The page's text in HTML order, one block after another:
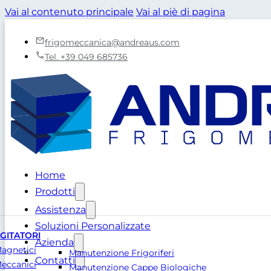
Vai al contenuto principale Vai al piè di pagina
frigomeccanica@andreaus.com
Tel. +39 049 685736
Home
Prodotti
Assistenza
Manutenzione Frigoriferi
Manutenzione Cappe Biologiche
Soluzioni Personalizzate
Azienda
Contatti